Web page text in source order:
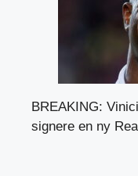
BREAKING:
signere en ny